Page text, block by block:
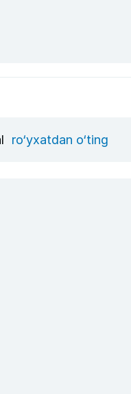
ro‘yxatdan o‘ting